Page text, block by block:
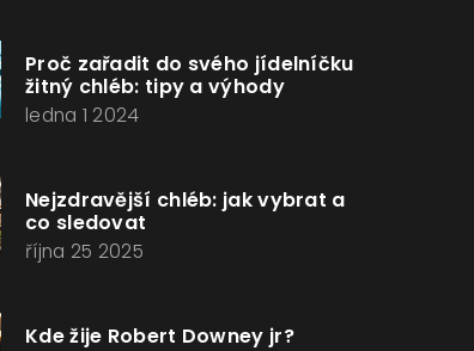
Proč zařadit do svého jídelníčku
žitný chléb: tipy a výhody
ledna 1 2024
Nejzdravější chléb: jak vybrat a
co sledovat
října 25 2025
Kde žije Robert Downey jr?